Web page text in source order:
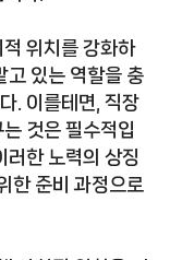
위치를 강화하
고 있는 역할을 충
. 이를테면, 직장
것은 필수적입
러한 노력의 상징
한 준비 과정으로